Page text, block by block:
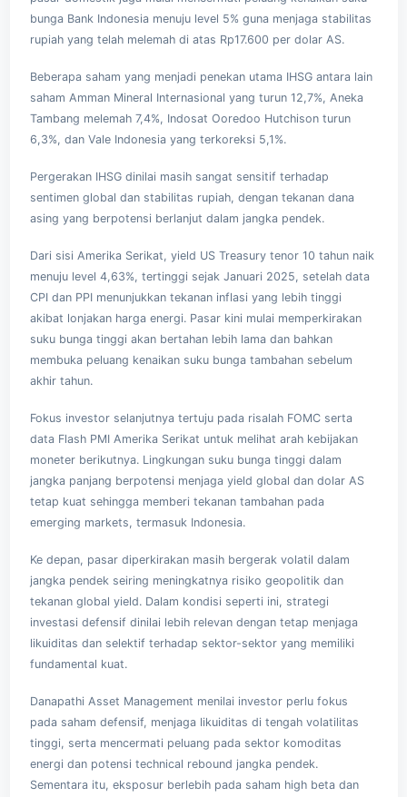
bunga Bank Indonesia menuju level 5% guna menjaga stabilitas
rupiah yang telah melemah di atas Rp17.600 per dolar AS.
Beberapa saham yang menjadi penekan utama IHSG antara lain
saham Amman Mineral Internasional yang turun 12,7%, Aneka
Tambang melemah 7,4%, Indosat Ooredoo Hutchisonturun
6,3%, dan Vale Indonesia yang terkoreksi 5,1%.
Pergerakan IHSG dinilai masih sangat sensitif terhadap
sentimen global dan stabilitas rupiah, dengan tekanan dana
asing yang berpotensi berlanjut dalam jangka pendek.
Dari sisi Amerika Serikat, yield US Treasury tenor 10 tahun naik
menuju level 4,63%, tertinggi sejak Januari 2025, setelah data
CPI dan PPI menunjukkan tekanan inflasi yang lebih tinggi
akibat lonjakan harga energi. Pasar kini mulai memperkirakan
suku bunga tinggi akan bertahan lebih lama dan bahkan
membuka peluang kenaikan suku bunga tambahan sebelum
akhir tahun.
Fokus investor selanjutnya tertuju pada risalah FOMC serta
data Flash PMI Amerika Serikat untuk melihat arah kebijakan
moneter berikutnya. Lingkungan suku bunga tinggi dalam
jangka panjang berpotensi menjaga yield global dan dolar AS
tetap kuat sehingga memberi tekanan tambahan pada
emerging markets, termasuk Indonesia.
Ke depan, pasar diperkirakan masih bergerak volatil dalam
jangka pendek seiring meningkatnya risiko geopolitik dan
tekanan global yield. Dalam kondisi seperti ini, strategi
investasi defensif dinilai lebih relevan dengan tetap menjaga
likuiditas dan selektif terhadap sektor-sektor yang memiliki
fundamental kuat.
Danapathi Asset Management menilai investor perlu fokus
pada saham defensif, menjaga likuiditas di tengah volatilitas
tinggi, serta mencermati peluang pada sektor komoditas
energi dan potensi technical rebound jangka pendek.
Sementara itu, eksposur berlebih pada saham high beta dan